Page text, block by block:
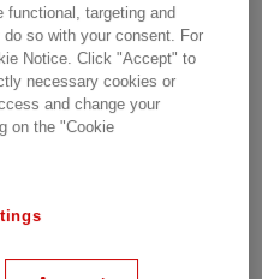
avec un
functional, targeting and
so with your consent. For
Notice. Click "Accept" to
necessary cookies or
and change your
on the "Cookie